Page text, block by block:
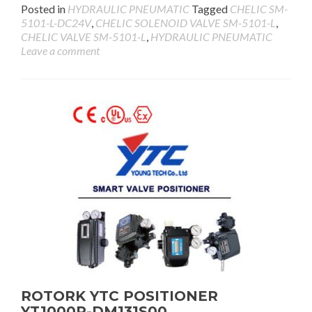
Posted in HYDRAULIC PNEUMATIC Tagged CHELIC SM-
5101-L-DC24V, CHELIC SOLENOID VALVE SM-5101-L ,
CHELIC VALVE SM-5101-L , HYDRAULIC PNEUMATIC
Leave a comment
ROTORK YTC POSITIONER